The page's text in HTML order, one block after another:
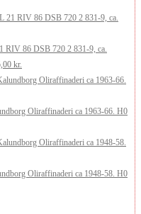
86 DSB 720 2 831-9, ca.
kr.
aktuelle
er:Oliraffinaderi ca 1963-66. H0
Oliraffinaderi ca 1948-58. H0